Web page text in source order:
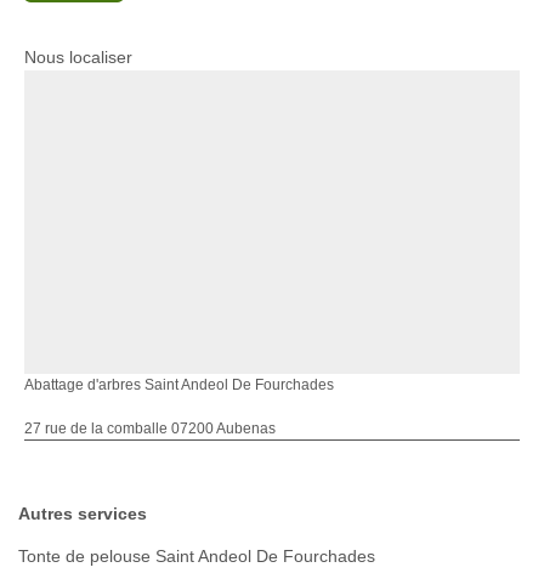
Nous localiser
Abattage d'arbres Saint Andeol De Fourchades
27 rue de la comballe 07200 Aubenas
Autres services
Tonte de pelouse Saint Andeol De Fourchades